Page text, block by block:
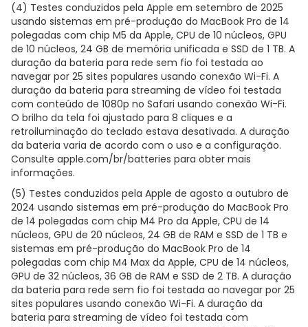
(4) Testes conduzidos pela Apple em setembro de 2025
usando sistemas em pré-produção do MacBook Pro de 14
polegadas com chip M5 da Apple, CPU de 10 núcleos, GPU
de 10 núcleos, 24 GB de memória unificada e SSD de 1 TB. A
duração da bateria para rede sem fio foi testada ao
navegar por 25 sites populares usando conexão Wi-Fi. A
duração da bateria para streaming de vídeo foi testada
com conteúdo de 1080p no Safari usando conexão Wi-Fi.
O brilho da tela foi ajustado para 8 cliques e a
retroiluminação do teclado estava desativada. A duração
da bateria varia de acordo com o uso e a configuração.
Consulte apple.com/br/batteries para obter mais
informações.
(5) Testes conduzidos pela Apple de agosto a outubro de
2024 usando sistemas em pré-produção do MacBook Pro
de 14 polegadas com chip M4 Pro da Apple, CPU de 14
núcleos, GPU de 20 núcleos, 24 GB de RAM e SSD de 1 TB e
sistemas em pré-produção do MacBook Pro de 14
polegadas com chip M4 Max da Apple, CPU de 14 núcleos,
GPU de 32 núcleos, 36 GB de RAM e SSD de 2 TB. A duração
da bateria para rede sem fio foi testada ao navegar por 25
sites populares usando conexão Wi-Fi. A duração da
bateria para streaming de vídeo foi testada com